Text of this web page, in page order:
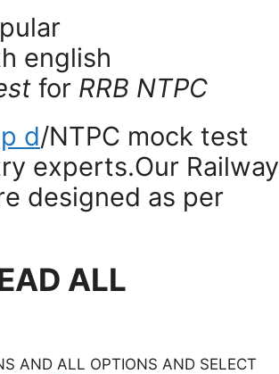
english
for RRB NTPC
d/NTPC mock test
experts.Our Railway
designed as per
ALL
AND ALL OPTIONS AND SELECT